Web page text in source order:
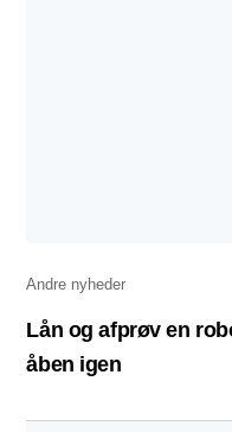
Andre nyheder
Lån og afprøv en
åben igen